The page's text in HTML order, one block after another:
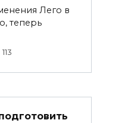
Лего в
теперь
113